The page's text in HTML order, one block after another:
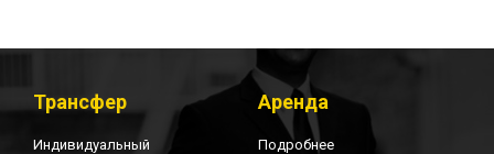
Трансфер
Индивидуальный
Аренда
Подробнее